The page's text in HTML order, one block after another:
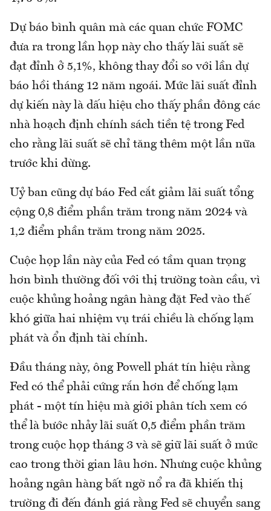
Dự báo bình quân mà các quan chức FOMC
đưa ra trong lần họp này cho thấy lãi suất sẽ
đạt đỉnh ở 5,1%, không thay đổi so với lần dự
báo hồi tháng 12 năm ngoái. Mức lãi suất đỉnh
dự kiến này là dấu hiệu cho thấy phần đông các
nhà hoạch định chính sách tiền tệ trong Fed
cho rằng lãi suất sẽ chỉ tăng thêm một lần nữa
trước khi dừng.
Uỷ ban cũng dự báo Fed cắt giảm lãi suất tổng
cộng 0,8 điểm phần trăm trong năm 2024 và
1,2 điểm phần trăm trong năm 2025.
Cuộc họp lần này của Fed có tầm quan trọng
hơn bình thường đối với thị trường toàn cầu, vì
cuộc khủng hoảng ngân hàng đặt Fed vào thế
khó giữa hai nhiệm vụ trái chiều là chống lạm
phát và ổn định tài chính.
Đầu tháng này, ông Powell phát tín hiệu rằng
Fed có thể phải cứng rắn hơn để chống lạm
phát - một tín hiệu mà giới phân tích xem có
thể là bước nhảy lãi suất 0,5 điểm phần trăm
trong cuộc họp tháng 3 và sẽ giữ lãi suất ở mức
cao trong thời gian lâu hơn. Nhưng cuộc khủng
hoảng ngân hàng bất ngờ nổ ra đã khiến thị
trường đi đến đánh giá rằng Fed sẽ chuyển sang